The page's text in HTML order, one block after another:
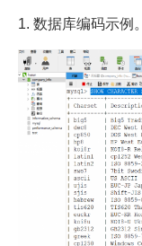
1. 数据库编码示例。